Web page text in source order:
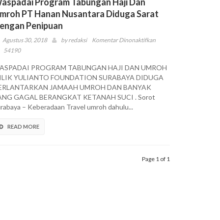
PT Hanan Nusantara Diduga Sarat
Penipuan
Agustus 30, 2018 byredaksi Komentar Dinonaktifkanpada
Tabungan
Haji
Dengan
54190
PROGRAM TABUNGAN HAJI DAN UMROH
YULIANTO FOUNDATION SURABAYA DIDUGA
JAMAAH UMROH DAN BANYAK
GAGAL BERANGKAT KETANAH SUCI . Sorot
– Keberadaan Travel umroh dahulu...
READ MORE
Page 1 of 1